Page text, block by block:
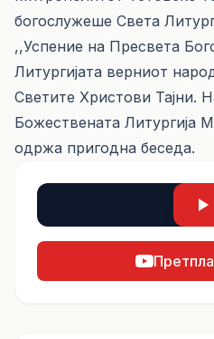
богослужеше Света
,,Успение на Пресвета
Литургијата верниот
Светите Христови Тајни.
Божествената Литургија
одржа пригодна беседа.